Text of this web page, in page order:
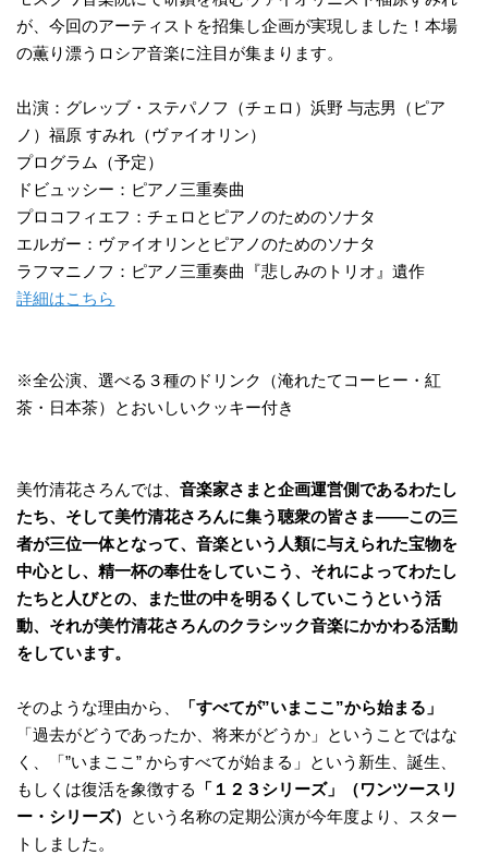
が、今回のアーティストを招集し企画が実現しました！本場
の薫り漂うロシア音楽に注目が集まります。
出演：グレッブ・ステパノフ（チェロ）浜野 与志男（ピア
ノ）福原 すみれ（ヴァイオリン）
プログラム（予定）
ドビュッシー：ピアノ三重奏曲
プロコフィエフ：チェロとピアノのためのソナタ
エルガー：ヴァイオリンとピアノのためのソナタ
ラフマニノフ：ピアノ三重奏曲『悲しみのトリオ』遺作
詳細はこちら
※全公演、選べる３種のドリンク（淹れたてコーヒー・紅
茶・日本茶）とおいしいクッキー付き
美竹清花さろんでは、音楽家さまと企画運営側であるわたし
たち、そして美竹清花さろんに集う聴衆の皆さま――この三
者が三位一体となって、音楽という人類に与えられた宝物を
中心とし、精一杯の奉仕をしていこう、それによってわたし
たちと人びとの、また世の中を明るくしていこうという活
動、それが美竹清花さろんのクラシック音楽にかかわる活動
をしています。
そのような理由から、
「すべてが”いまここ”から始まる」
「過去がどうであったか、将来がどうか」ということではな
く、「”いまここ” からすべてが始まる」という新生、誕生、
もしくは復活を象徴する
「１２３シリーズ」（ワンツースリ
ー・シリーズ） という名称の定期公演が今年度より、スター
トしました。